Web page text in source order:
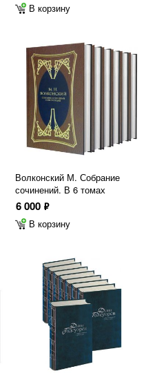
В корзину
Волконский М. Собрание
сочинений. В 6 томах
6 000 ф
В корзину